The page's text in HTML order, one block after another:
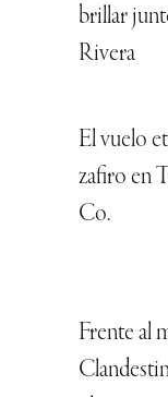
brillar
Rivera
El vuelo
zafiro en
Co.
Frente al